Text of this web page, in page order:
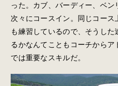
った。カブ、バーディー、ベ
次々にコースイン。同じコース
も練習しているので、そうし
るかなんてこともコーチからア
では重要なスキルだ。